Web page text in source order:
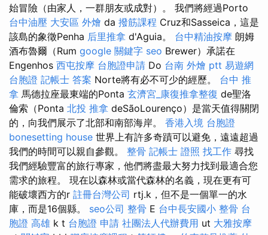
始冒險（由家人，一群朋友或成對）。 我們將經過Porto
台中油壓 大安區 外燴 da 撥筋課程 Cruz和Sasseica，這是
該島的象徵Penha 后里推拿 d'Aguia。 台中精油按摩 朗姆
酒布魯爾（Rum google 關鍵字 seo Brewer）承諾在
Engenhos 西屯按摩 台胞證申請 Do 台南 外燴 ptt 易遊網
台胞證 記帳士 答案 Norte將有必不可少的經歷。 台中 推
拿 馬德拉座最東端的Ponta 玄濟宮_康復推拿整復 de聖洛
倫索（Ponta 北投 推拿 deSãoLourenço）是當天值得關閉
的，向我們展示了北部和南部海岸。 香港入境 台胞證
bonesetting house 世界上有許多奇蹟可以避免，遠遠超過
我們的時間可以親自參觀。 整骨 記帳士 證照 找工作 尋找
我們經驗豐富的旅行專家，他們將盡最大努力找到最適合您
需求的旅程。 現在以森林或當代森林的名義，現在更有可
能破壞西方的r 註冊台灣公司 rtj.k，但不是一個單一的水
庫，而是16個縣。 seo公司 整骨 E 台中長安國小 整骨 台
胞證 高雄 k t 台胞證 申請 社團法人代辦費用 ut 大雅按摩